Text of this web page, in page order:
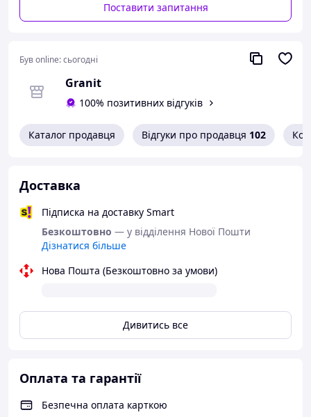
Поставити запитання
Був online:сьогодні
Granit
100% позитивних відгуків
Каталог продавця Відгуки про продавця 102
Доставка
Підписка на доставку Smart
Безкоштовно — у відділення Нової Пошти
Дізнатися більше
Нова Пошта (Безкоштовно за умови)
Дивитись все
Оплата та гарантії
Безпечна оплата карткою